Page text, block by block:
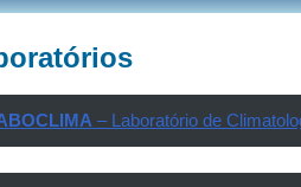
– Laboratório de